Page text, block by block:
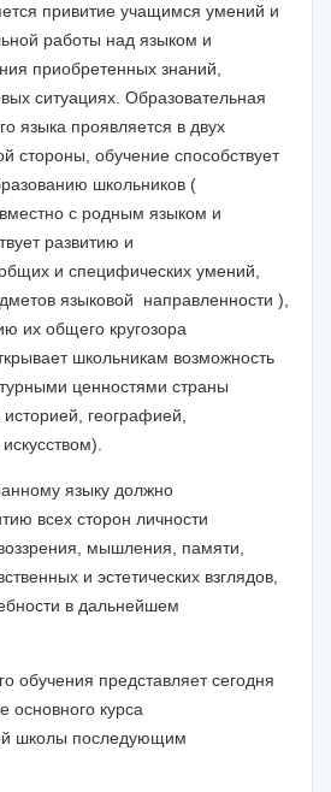
привитие учащимся умений и
работы над языком и
приобретенных знаний,
ситуациях. Образовательная
языка проявляется в двух
стороны, обучение способствует
школьников (
с родным языком и
развитию и
и специфических умений,
языковой направленности ),
их общего кругозора
школьникам возможность
ценностями страны
географией,
языку должно
всех сторон личности
мышления, памяти,
и эстетических взглядов,
в дальнейшем
представляет сегодня
основного курса
школы последующим